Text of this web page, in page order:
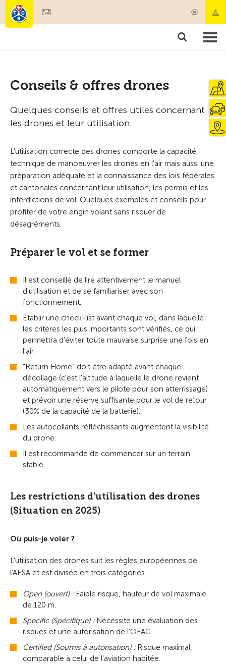
Membres & prestations
Conseils & offres drones
Quelques conseils et offres utiles concernant
les drones et leur utilisation.
L'utilisation correcte des drones comporte la capacité
technique de manoeuvrer les drones en l'air mais aussi une
préparation adéquate et la connaissance des lois fédérales
et cantonales concernant leur utilisation, les permis et les
interdictions de vol. Quelques exemples et conseils pour
profiter de votre engin volant sans risquer de
désagréments.
Préparer le vol et se former
Il est conseillé de lire attentivement le manuel
d'utilisation et de se familiariser avec son
fonctionnement.
Établir une check-list avant chaque vol, dans laquelle
les critères les plus importants sont vérifiés, ce qui
permettra d'éviter toute mauvaise surprise une fois en
l'air.
"Return Home" doit être adapté avant chaque
décollage (c'est l'altitude à laquelle le drone revient
automatiquement vers le pilote pour son atterrissage)
et prévoir une réserve suffisante pour le vol de retour
(30% de la capacité de la batterie).
Les autocollants réfléchissants augmentent la visibilité
du drone.
Il est recommandé de commencer sur un terrain
stable.
Les restrictions d'utilisation des drones
(Situation en 2025)
Où puis-je voler ?
L'utilisation des drones suit les règles européennes de
l'AESA et est divisée en trois catégories :
Open (ouvert) :Faible risque, hauteur de vol maximale
de 120 m.
Specific (Spécifique) :Nécessite une évaluation des
risques et une autorisation de l'OFAC.
Certified (Soumis à autorisation) :Risque maximal,
comparable à celui de l'aviation habitée.